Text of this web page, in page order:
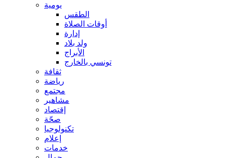
يومية
الطقس
أوقات الصلاة
إدارة
ولد بلاد
الأبراج
تونسي بالخارج
ثقافة
رياضة
مجتمع
مشاهير
إقتصاد
صحّة
تكنولوجيا
إعلام
خدمات